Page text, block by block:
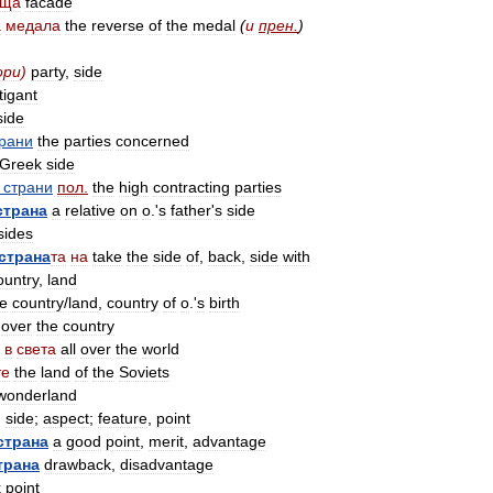
медала the reverse of the medal (и прен )
) party, side
the parties concerned
Greek side
страни пол the high contracting parties
a relative on o .'s father's side
та на take the side of back side with
, land
country/land country of o .'s birth
over the country
в света all over the world
the land of the Soviets
side; aspect; feature point
a good point merit advantage
drawback disadvantage
point